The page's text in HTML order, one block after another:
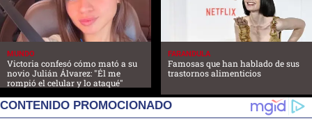
MUNDO
Victoria confesó cómo mató a su
novio Julián Álvarez: "Él me
rompió el celular y lo ataqué"
FARANDULA
Famosas que han hablado de sus
trastornos alimenticios
CONTENIDO PROMOCIONADO